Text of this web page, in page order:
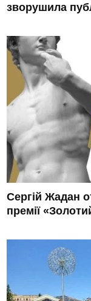
зворушила
Сергій Жадан
премії